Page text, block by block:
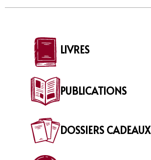
LIVRES
PUBLICATIONS
DOSSIERS CADEAUX